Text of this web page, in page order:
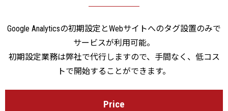
Google Analyticsの初期設定とWebサイトへのタグ設置のみで
サービスが利用可能。
初期設定業務は弊社で代行しますので、手間なく、低コス
トで開始することができます。
Price